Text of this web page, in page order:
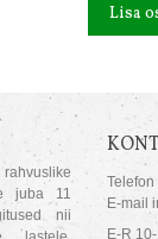
Lisa
juba 11
nii
E-mail
E-R